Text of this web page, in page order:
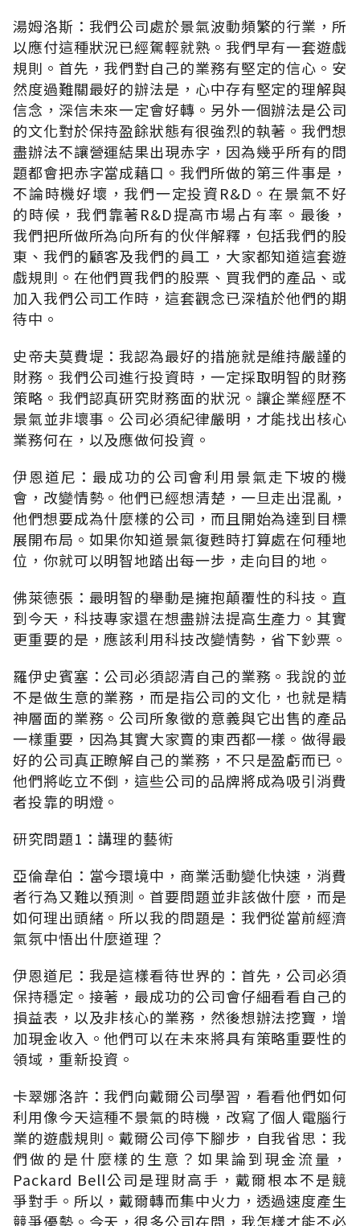
湯姆洛斯：我們公司處於景氣波動頻繁的行業，所
以應付這種狀況已經駕輕就熟。我們早有一套遊戲
規則。首先，我們對自己的業務有堅定的信心。安
然度過難關最好的辦法是，心中存有堅定的理解與
信念，深信未來一定會好轉。另外一個辦法是公司
的文化對於保持盈餘狀態有很強烈的執著。我們想
盡辦法不讓營運結果出現赤字，因為幾乎所有的問
題都會把赤字當成藉口。我們所做的第三件事是，
不論時機好壞，我們一定投資R&D。在景氣不好
的時候，我們靠著R&D提高市場占有率。最後，
我們把所做所為向所有的伙伴解釋，包括我們的股
東、我們的顧客及我們的員工，大家都知道這套遊
戲規則。在他們買我們的股票、買我們的產品、或
加入我們公司工作時，這套觀念已深植於他們的期
待中。
史帝夫莫費堤：我認為最好的措施就是維持嚴謹的
財務。我們公司進行投資時，一定採取明智的財務
策略。我們認真研究財務面的狀況。讓企業經歷不
景氣並非壞事。公司必須紀律嚴明，才能找出核心
業務何在，以及應做何投資。
伊恩道尼：最成功的公司會利用景氣走下坡的機
會，改變情勢。他們已經想清楚，一旦走出混亂，
他們想要成為什麼樣的公司，而且開始為達到目標
展開布局。如果你知道景氣復甦時打算處在何種地
位，你就可以明智地踏出每一步，走向目的地。
佛萊德張：最明智的舉動是擁抱顛覆性的科技。直
到今天，科技專家還在想盡辦法提高生產力。其實
更重要的是，應該利用科技改變情勢，省下鈔票。
羅伊史賓塞：公司必須認清自己的業務。我說的並
不是做生意的業務，而是指公司的文化，也就是精
神層面的業務。公司所象徵的意義與它出售的產品
一樣重要，因為其實大家賣的東西都一樣。做得最
好的公司真正瞭解自己的業務，不只是盈虧而已。
他們將屹立不倒，這些公司的品牌將成為吸引消費
者投靠的明燈。
研究問題1：講理的藝術
亞倫韋伯：當今環境中，商業活動變化快速，消費
者行為又難以預測。首要問題並非該做什麼，而是
如何理出頭緒。所以我的問題是：我們從當前經濟
氣氛中悟出什麼道理？
伊恩道尼：我是這樣看待世界的：首先，公司必須
保持穩定。接著，最成功的公司會仔細看看自己的
損益表，以及非核心的業務，然後想辦法挖寶，增
加現金收入。他們可以在未來將具有策略重要性的
領域，重新投資。
卡翠娜洛許：我們向戴爾公司學習，看看他們如何
利用像今天這種不景氣的時機，改寫了個人電腦行
業的遊戲規則。戴爾公司停下腳步，自我省思：我
們做的是什麼樣的生意？如果論到現金流量，
Packard Bell公司是理財高手，戴爾根本不是競
爭對手。所以，戴爾轉而集中火力，透過速度產生
競爭優勢。今天，很多公司在問，我怎樣才能不必